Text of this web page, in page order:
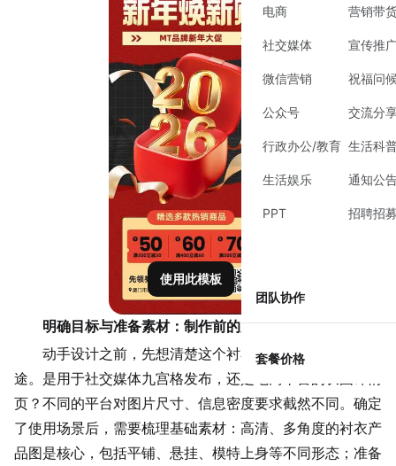
电商
社交媒体
微信营销
公众号
行政办公/教育
生活娱乐
PPT
营销带
宣传推
祝福问
交流分
生活科
通知公
招聘招
团队协作
套餐价格
使用此模板
明确目标与准备素材：制作前的必要思考
动手设计之前，先想清楚这个衬衣营销模板的主要用
途。是用于社交媒体九宫格发布，还是电商平台的长图详情
页？不同的平台对图片尺寸、信息密度要求截然不同。确定
了使用场景后，需要梳理基础素材：高清、多角度的衬衣产
品图是核心，包括平铺、悬挂、模特上身等不同形态；准备